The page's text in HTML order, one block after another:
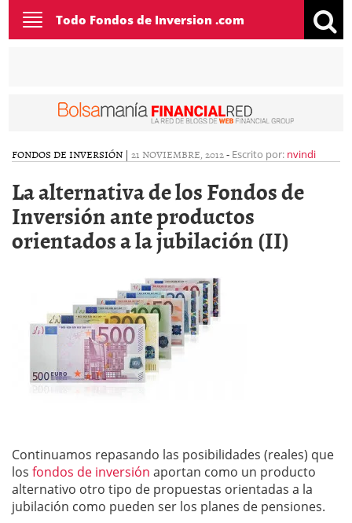
Toggle
navigation
Todo Fondos de Inversion .com
FONDOS DE INVERSIÓN | 21 NOVIEMBRE, 2012- Escrito por: nvindi
La alternativa de los Fondos de
Inversión ante productos
orientados a la jubilación (II)
Continuamos repasando las posibilidades (reales) que
los fondos de inversión aportan como un producto
alternativo otro tipo de propuestas orientadas a la
jubilación como pueden ser los planes de pensiones.